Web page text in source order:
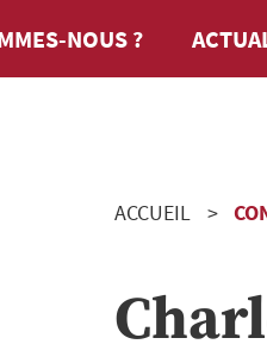
NOUS ?
ACCUEIL